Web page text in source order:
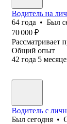
Водитель на
64 года • Был
70 000 ₽
Рассматривает
Общий опыт
42 года 5
Водитель с
Был сегодня •